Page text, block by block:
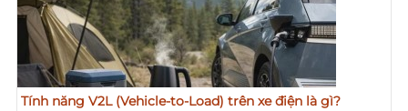
Tính năng V2L (Vehicle-to-Load) trên xe điện là gì?